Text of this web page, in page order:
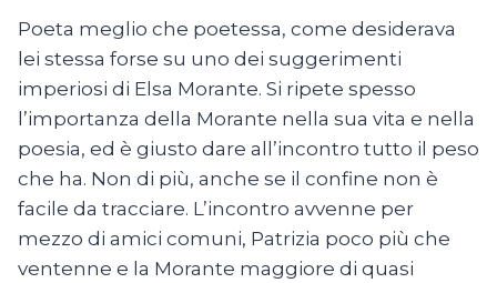
Poeta meglio che poetessa, come desiderava
lei stessa forse su uno dei suggerimenti
imperiosi di Elsa Morante. Si ripete spesso
l’importanza della Morante nella sua vita e nella
poesia, ed è giusto dare all’incontro tutto il peso
che ha. Non di più, anche se il confine non è
facile da tracciare. L’incontro avvenne per
mezzo di amici comuni, Patrizia poco più che
ventenne e la Morante maggiore di quasi